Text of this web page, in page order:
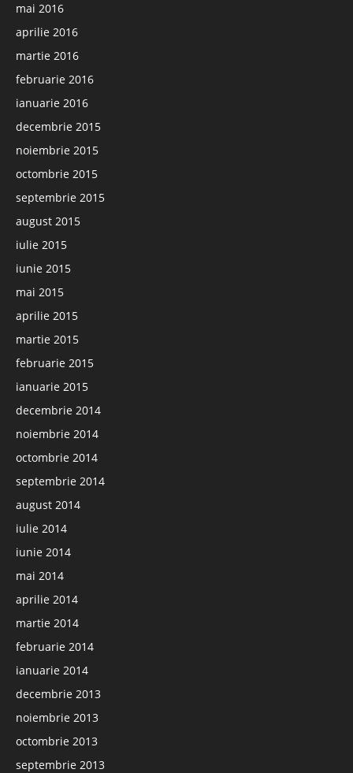
mai 2016
aprilie 2016
martie 2016
februarie 2016
ianuarie 2016
decembrie 2015
noiembrie 2015
octombrie 2015
septembrie 2015
august 2015
iulie 2015
iunie 2015
mai 2015
aprilie 2015
martie 2015
februarie 2015
ianuarie 2015
decembrie 2014
noiembrie 2014
octombrie 2014
septembrie 2014
august 2014
iulie 2014
iunie 2014
mai 2014
aprilie 2014
martie 2014
februarie 2014
ianuarie 2014
decembrie 2013
noiembrie 2013
octombrie 2013
septembrie 2013